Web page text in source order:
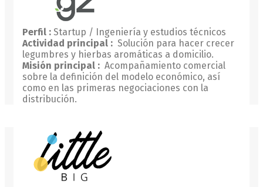
Perfil : Startup / Ingeniería y estudios técnicos
Actividad principal : Solución para hacer crecer
legumbres y hierbas aromáticas a domicilio.
Misión principal : Acompañamiento comercial
sobre la definición del modelo económico, así
como en las primeras negociaciones con la
distribución.